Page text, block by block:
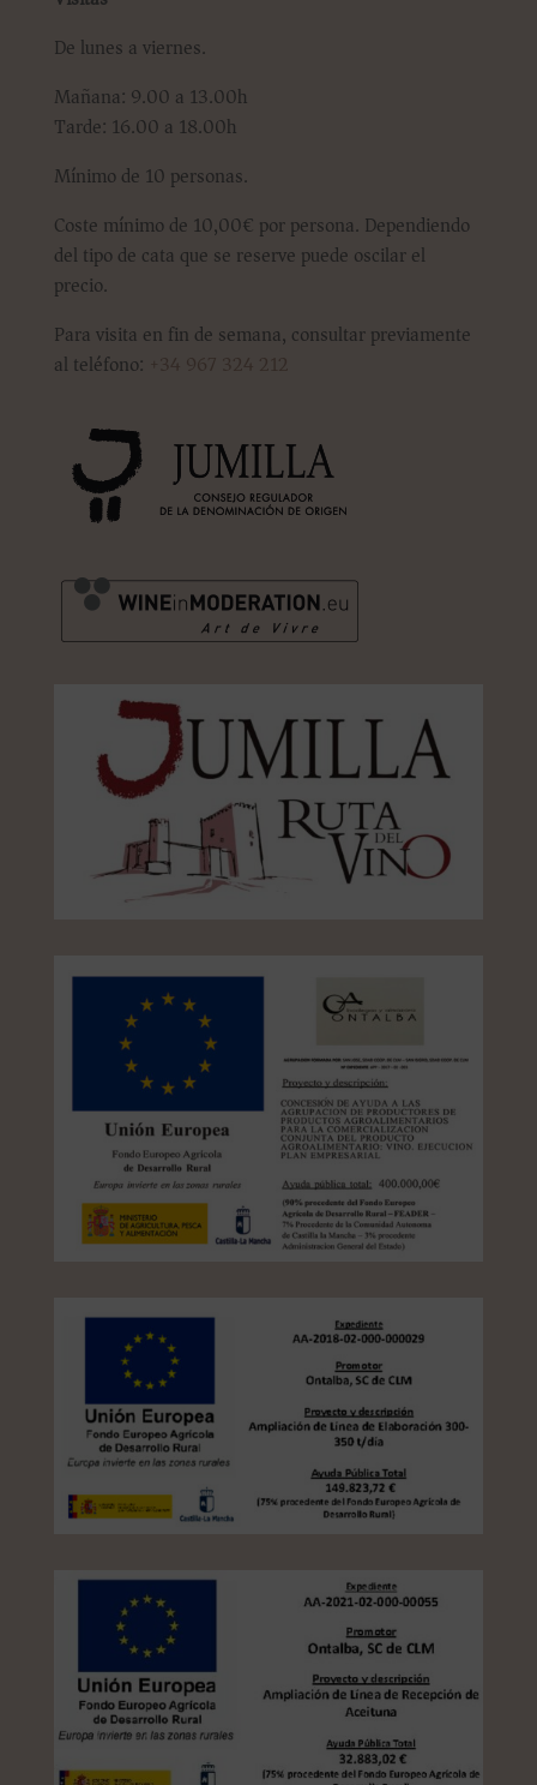
De lunes a viernes.
Mañana: 9.00 a 13.00h
Tarde: 16.00 a 18.00h
Mínimo de 10 personas.
Coste mínimo de 10,00€ por persona. Dependiendo
del tipo de cata que se reserve puede oscilar el
precio.
Para visita en fin de semana, consultar previamente
al teléfono: